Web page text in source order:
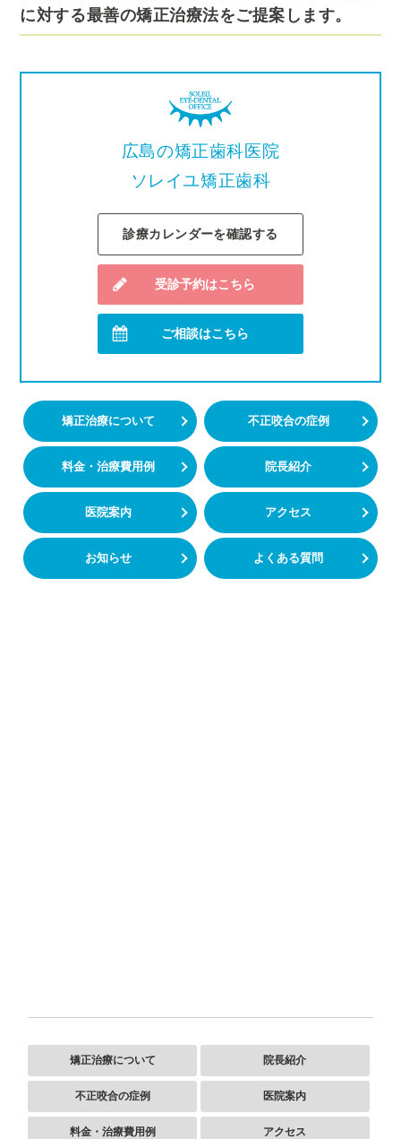
に対する最善の矯正治療法をご提案します。
広島の矯正歯科医院
ソレイユ矯正歯科
診療カレンダーを確認する
受診予約はこちら
ご相談はこちら
矯正治療について 不正咬合の症例
料金・治療費用例 院長紹介
医院案内 アクセス
お知らせ よくある質問
矯正治療について
不正咬合の症例
料金・治療費用例
院長紹介
医院案内
アクセス